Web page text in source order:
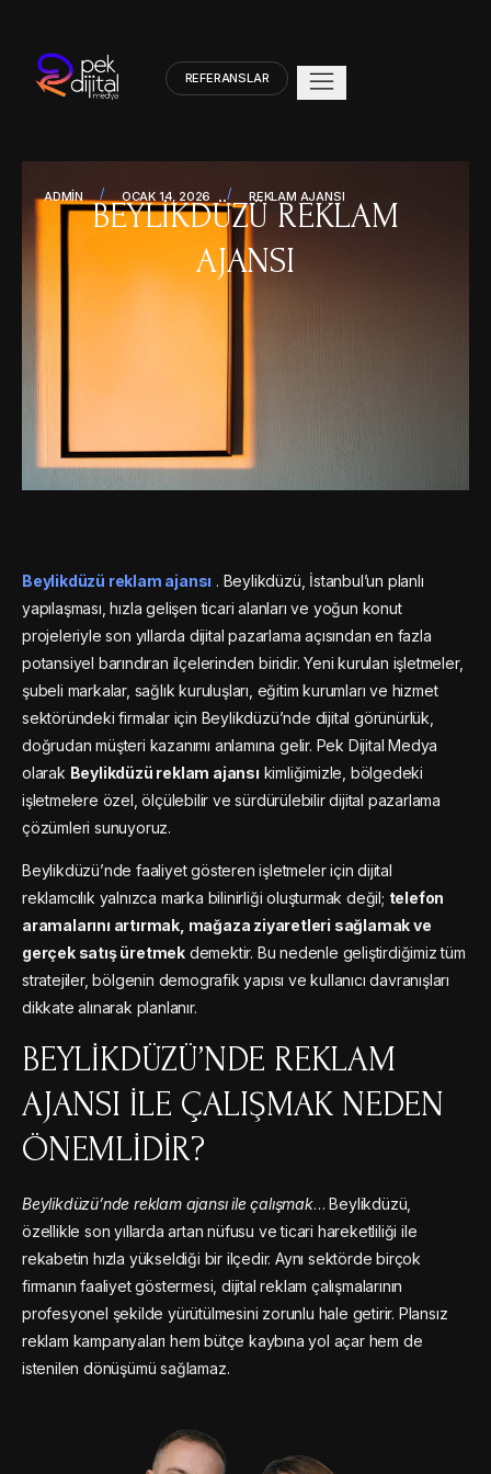
REFERANSLAR
ADMIN / OCAK 14, 2026 / REKLAM AJANSI
BEYLIKDÜZÜ REKLAM
AJANSI
Beylikdüzü reklam ajansı . Beylikdüzü, İstanbul’un planlı
yapılaşması, hızla gelişen ticari alanları ve yoğun konut
projeleriyle son yıllarda dijital pazarlama açısından en fazla
potansiyel barındıran ilçelerinden biridir. Yeni kurulan işletmeler,
şubeli markalar, sağlık kuruluşları, eğitim kurumları ve hizmet
sektöründeki firmalar için Beylikdüzü’nde dijital görünürlük,
doğrudan müşteri kazanımı anlamına gelir. Pek Dijital Medya
olarak Beylikdüzü reklam ajansı kimliğimizle, bölgedeki
işletmelere özel, ölçülebilir ve sürdürülebilir dijital pazarlama
çözümleri sunuyoruz.
Beylikdüzü’nde faaliyet gösteren işletmeler için dijital
reklamcılık yalnızca marka bilinirliği oluşturmak değil; telefon
aramalarını artırmak, mağaza ziyaretleri sağlamak ve
gerçek satış üretmek demektir. Bu nedenle geliştirdiğimiz tüm
stratejiler, bölgenin demografik yapısı ve kullanıcı davranışları
dikkate alınarak planlanır.
BEYLIKDÜZÜ’NDE REKLAM
AJANSI ILE ÇALIŞMAK NEDEN
ÖNEMLIDIR?
Beylikdüzü’nde reklam ajansı ile çalışmak… Beylikdüzü,
özellikle son yıllarda artan nüfusu ve ticari hareketliliği ile
rekabetin hızla yükseldiği bir ilçedir. Aynı sektörde birçok
firmanın faaliyet göstermesi, dijital reklam çalışmalarının
profesyonel şekilde yürütülmesini zorunlu hale getirir. Plansız
reklam kampanyaları hem bütçe kaybına yol açar hem de
istenilen dönüşümü sağlamaz.